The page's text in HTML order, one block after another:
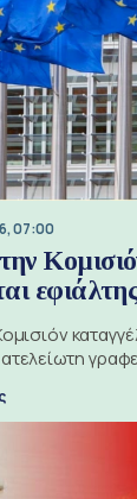
07:00
ατελείωτη